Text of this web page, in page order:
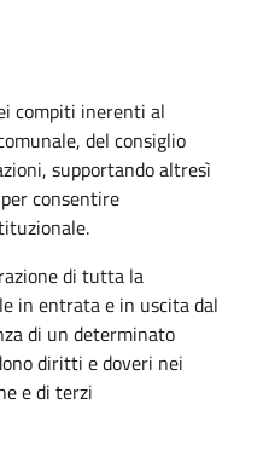
compiti inerenti al
del consiglio
supportando altresì
consentire
di tutta la
in entrata e in uscita dal
di un determinato
diritti e doveri nei
e di terzi